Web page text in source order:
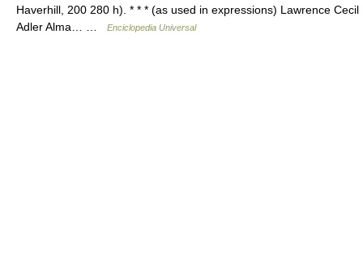
Haverhill, 200 280 h). * * * (as used in expressions) Lawrence Cecil
Adler Alma… …
Enciclopedia Universal